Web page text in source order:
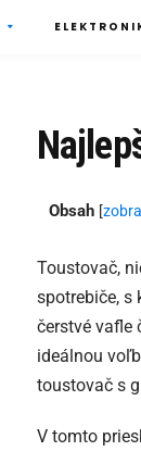
Obsah [
Toustovač,
spotrebiče, s
čerstvé vafle
ideálnou
toustovač s
V tomto